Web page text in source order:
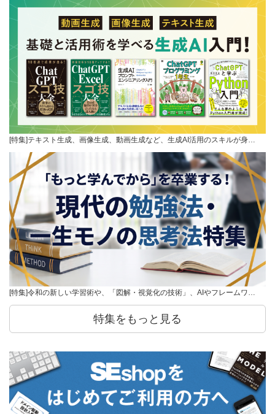
[特集]テキスト生成、画像生成、動画生成など、生成AI活用のスキルが身…
[特集]令和の新しい学習術や、「図解・視覚化の技術」、AIやフレームワ…
特集をもっと見る